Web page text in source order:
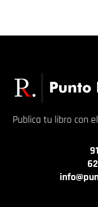
Publica tu libro con